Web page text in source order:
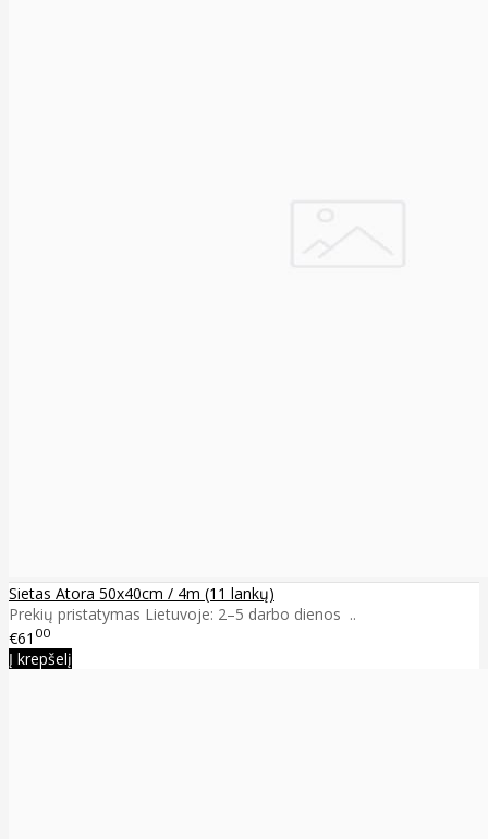
Sietas Atora 50x40cm / 4m (11 lankų)
Prekių pristatymas Lietuvoje: 2–5 darbo dienos ..
€61 00
Į krepšelį